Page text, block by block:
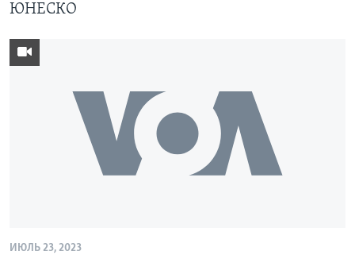
ЮНЕСКО
ИЮЛЬ 23, 2023